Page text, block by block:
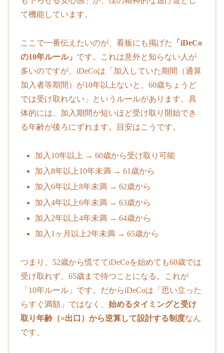
て機能しています。
ここで一番伝えたいのが、看板にも掲げた
「iDeCo
の10年ルール」 です。これは意外と知らない人が
多いのですが、iDeCoは「加入していた期間（通算
加入者等期間）が10年以上ないと、60歳ちょうど
では受け取れない」というルールがあります。具
体的には、加入期間が短いほど受け取り開始でき
る年齢が後ろにずれます。目安はこうです。
加入10年以上 → 60歳から受け取り可能
加入8年以上10年未満 → 61歳から
加入6年以上8年未満 → 62歳から
加入4年以上6年未満 → 63歳から
加入2年以上4年未満 → 64歳から
加入1ヶ月以上2年未満 → 65歳から
つまり、52歳から慌ててiDeCoを始めても60歳では
受け取れず、65歳まで待つことになる。これが
「10年ルール」です。だからiDeCoは「思い立った
らすぐ満額」ではなく、 始めるタイミングと受け
取り年齢（=出口）から逆算して設計する制度なん
です。